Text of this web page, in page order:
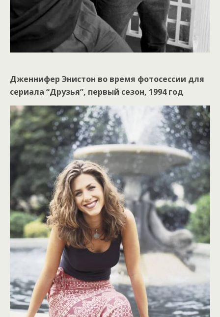
Дженнифер Энистон во время фотосессии для
сериала “Друзья”, первый сезон, 1994 год